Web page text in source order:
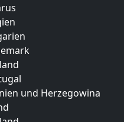
und Herzegowina